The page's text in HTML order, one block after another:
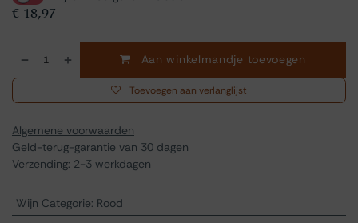
€ 18,97
Aan winkelmandje toevoegen
Toevoegen aan verlanglijst
Algemene voorwaarden
Geld-terug-garantie van 30 dagen
Verzending: 2-3 werkdagen
Wijn Categorie: Rood